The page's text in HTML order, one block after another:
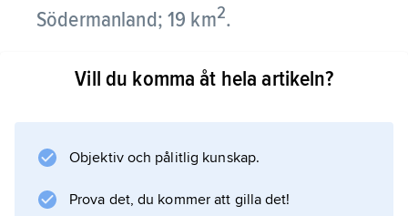
Södermanland; 19 km2.
Hjälmaren. Vattnet är mycket näringsrikt.
Vill du komma åt hela artikeln?
Objektiv och pålitlig kunskap.
Prova det, du kommer att gilla det!